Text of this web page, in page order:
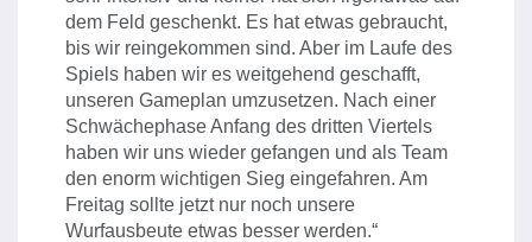
dem Feld geschenkt. Es hat etwas gebraucht,
bis wir reingekommen sind. Aber im Laufe des
Spiels haben wir es weitgehend geschafft,
unseren Gameplan umzusetzen. Nach einer
Schwächephase Anfang des dritten Viertels
haben wir uns wieder gefangen und als Team
den enorm wichtigen Sieg eingefahren. Am
Freitag sollte jetzt nur noch unsere
Wurfausbeute etwas besser werden.“